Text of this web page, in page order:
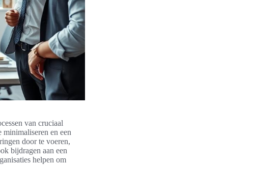
van cruciaal
minimaliseren en een
door te voeren,
bijdragen aan een
helpen om